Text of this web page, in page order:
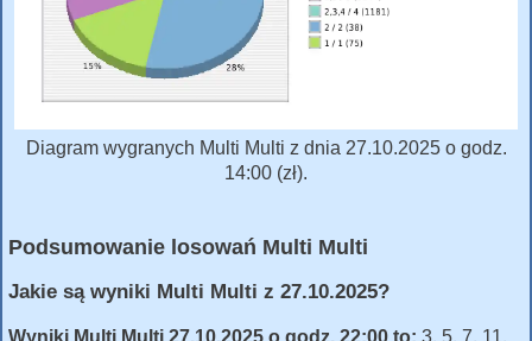
Diagram wygranych Multi Multi z dnia 27.10.2025 o godz.
14:00 (zł).
Podsumowanie losowań Multi Multi
Jakie są wyniki Multi Multi z 27.10.2025?
Wyniki Multi Multi 27.10.2025 o godz. 22:00 to: 3, 5, 7, 11,